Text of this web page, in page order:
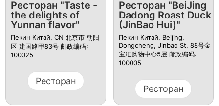
Ресторан "Taste -
the delights of
Yunnan flavor"
Пекин Китай, CN 北京市 朝阳
区 建国路甲83号 邮政编码:
100025
Ресторан
Ресторан "BeiJing
Dadong Roast Duck
(JinBao Hui)"
Пекин Китай, Beijing,
Dongcheng, Jinbao St, 88号金
宝汇购物中心5层 邮政编码:
100005
Ресторан